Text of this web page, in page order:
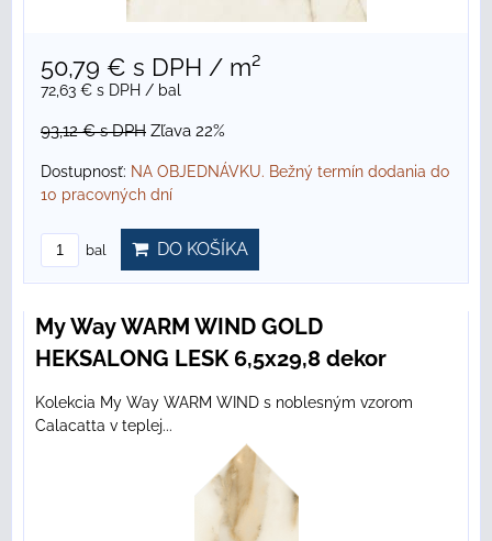
50,79 € s DPH / m²
72,63 € s DPH / bal
93,12 €s DPH Zľava 22%
Dostupnosť: NA OBJEDNÁVKU. Bežný termín dodania do
10 pracovných dní
bal DO KOŠÍKA
My Way WARM WIND GOLD
HEKSALONG LESK 6,5x29,8 dekor
Kolekcia My Way WARM WIND s noblesným vzorom
Calacatta v teplej...